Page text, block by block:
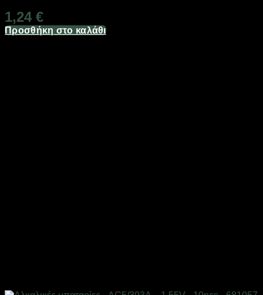
1,24 €
Προσθήκη στο καλάθι